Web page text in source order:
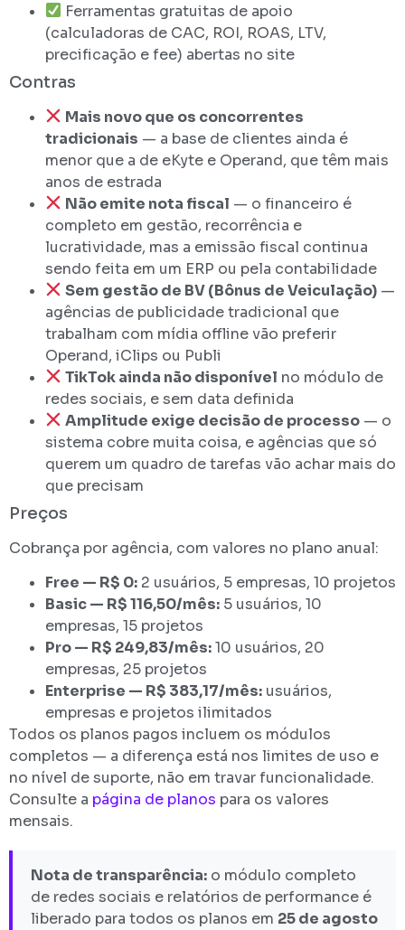
Ferramentas gratuitas de apoio
(calculadoras de CAC, ROI, ROAS, LTV,
precificação e fee) abertas no site
Contras
Mais novo que os concorrentes
tradicionais — a base de clientes ainda é
menor que a de eKyte e Operand, que têm mais
anos de estrada
Não emite nota fiscal — o financeiro é
completo em gestão, recorrência e
lucratividade, mas a emissão fiscal continua
sendo feita em um ERP ou pela contabilidade
Sem gestão de BV (Bônus de Veiculação) —
agências de publicidade tradicional que
trabalham com mídia offline vão preferir
Operand, iClips ou Publi
TikTok ainda não disponível no módulo de
redes sociais, e sem data definida
Amplitude exige decisão de processo — o
sistema cobre muita coisa, e agências que só
querem um quadro de tarefas vão achar mais do
que precisam
Preços
Cobrança por agência, com valores no plano anual:
Free — R$ 0: 2 usuários, 5 empresas, 10 projetos
Basic — R$ 116,50/mês: 5 usuários, 10
empresas, 15 projetos
Pro — R$ 249,83/mês:10 usuários, 20
empresas, 25 projetos
Enterprise — R$ 383,17/mês: usuários,
empresas e projetos ilimitados
Todos os planos pagos incluem os módulos
completos — a diferença está nos limites de uso e
no nível de suporte, não em travar funcionalidade.
Consulte a página de planos para os valores
mensais.
Nota de transparência: o módulo completo
de redes sociais e relatórios de performance é
liberado para todos os planos em 25 de agosto